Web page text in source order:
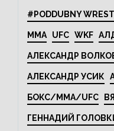
#PODDUBNY
MMA UFC WKF
АЛЕКСАНДР
АЛЕКСАНДР УСИК
БОКС/MMA/UFC
ГЕННАДИЙ